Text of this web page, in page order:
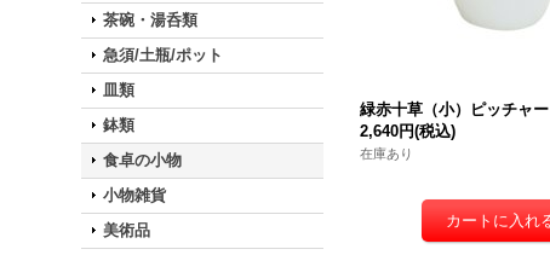
茶碗・湯呑類
急須/土瓶/ポット
皿類
鉢類
食卓の小物
小物雑貨
美術品
緑赤十草（小）ピッチャー
2,640円(税込)
在庫あり